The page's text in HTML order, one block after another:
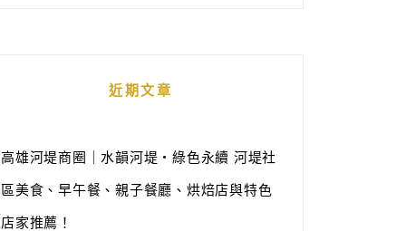
近期文章
高雄河堤商圈｜水韻河堤‧綠色永續 河堤社
區美食、早午餐、親子餐廳、烘焙店與特色
店家推薦！